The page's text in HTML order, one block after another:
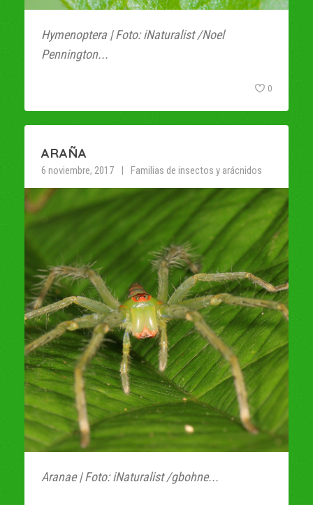
Hymenoptera | Foto: iNaturalist /Noel
Pennington...
0
ARAÑA
6 noviembre, 2017 Familias de insectos y arácnidos
Aranae | Foto: iNaturalist /gbohne...